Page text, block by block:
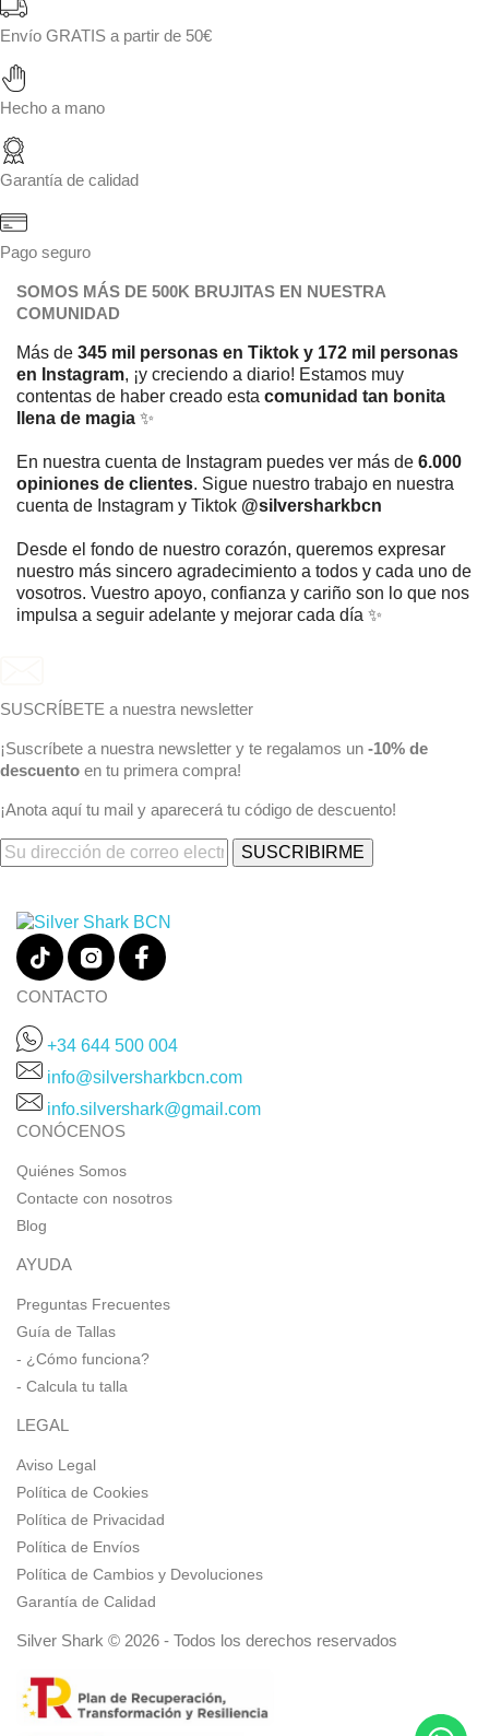
Envío GRATIS a partir de 50€
Hecho a mano
Garantía de calidad
Pago seguro
SOMOS MÁS DE 500K BRUJITAS EN NUESTRA
COMUNIDAD
Más de 345 mil personas en Tiktok y 172 mil personas
en Instagram, ¡y creciendo a diario! Estamos muy
contentas de haber creado esta comunidad tan bonita
llena de magia ✨
En nuestra cuenta de Instagram puedes ver más de 6.000
opiniones de clientes. Sigue nuestro trabajo en nuestra
cuenta de Instagram y Tiktok @silversharkbcn
Desde el fondo de nuestro corazón, queremos expresar
nuestro más sincero agradecimiento a todos y cada uno de
vosotros. Vuestro apoyo, confianza y cariño son lo que nos
impulsa a seguir adelante y mejorar cada día ✨
SUSCRÍBETE a nuestra newsletter
¡Suscríbete a nuestra newsletter y te regalamos un -10% de
descuento en tu primera compra!
¡Anota aquí tu mail y aparecerá tu código de descuento!
CONTACTO
+34 644 500 004
info@silversharkbcn.com
info.silvershark@gmail.com
CONÓCENOS
Quiénes Somos
Contacte con nosotros
Blog
AYUDA
Preguntas Frecuentes
Guía de Tallas
- ¿Cómo funciona?
- Calcula tu talla
LEGAL
Aviso Legal
Política de Cookies
Política de Privacidad
Política de Envíos
Política de Cambios y Devoluciones
Garantía de Calidad
Silver Shark © 2026 - Todos los derechos reservados